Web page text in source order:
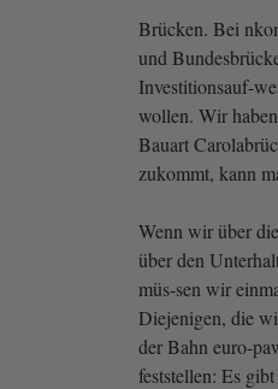
Brücken. Bei
und
Investitionsauf-
wollen. Wir
Bauart
zukommt, kann
Wenn wir über
über den
müs-sen wir
Diejenigen, die
der Bahn euro-
feststellen: Es